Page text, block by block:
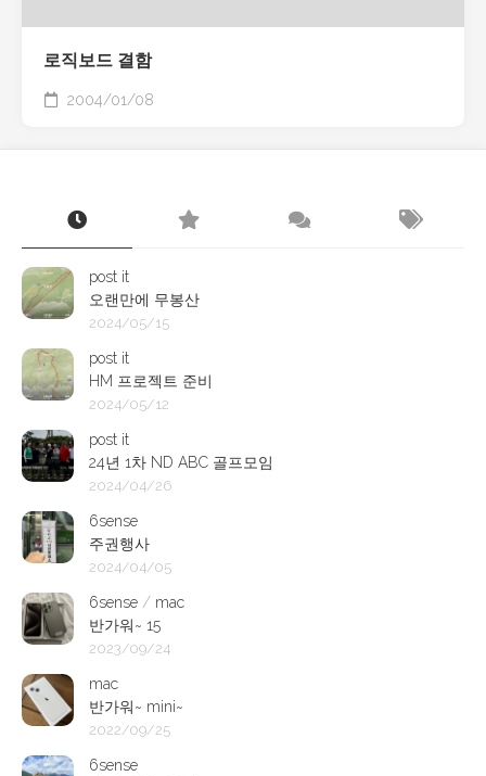
로직보드 결함
2004/01/08
post it
오랜만에 무봉산
2024/05/15
post it
HM 프로젝트 준비
2024/05/12
post it
24년 1차 ND ABC 골프모임
2024/04/26
6sense
주권행사
2024/04/05
6sense / mac
반가워~ 15
2023/09/24
mac
반가워~ mini~
2022/09/25
6sense